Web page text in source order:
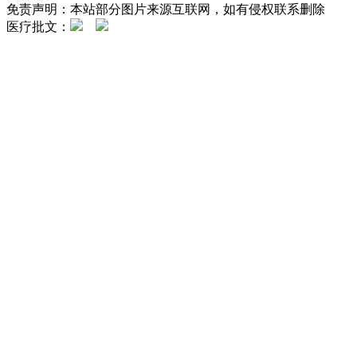
免责声明：本站部分图片来源互联网，如有侵权联系删除
医疗批文：